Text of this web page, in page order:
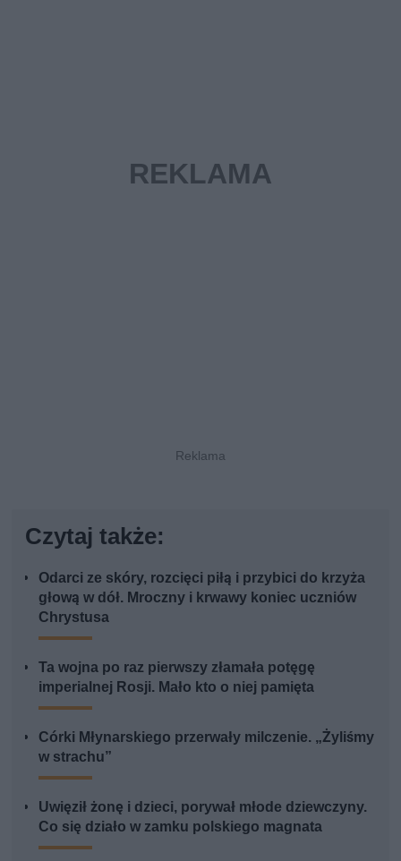
Czytaj także:
Odarci ze skóry, rozcięci piłą i przybici do krzyża
głową w dół. Mroczny i krwawy koniec uczniów
Chrystusa
Ta wojna po raz pierwszy złamała potęgę
imperialnej Rosji. Mało kto o niej pamięta
Córki Młynarskiego przerwały milczenie. „Żyliśmy
w strachu”
Uwięził żonę i dzieci, porywał młode dziewczyny.
Co się działo w zamku polskiego magnata